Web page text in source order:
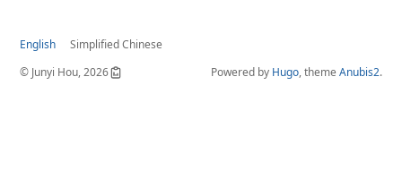
English
Simplified Chinese
© Junyi Hou, 2026
Powered by Hugo, theme Anubis2.